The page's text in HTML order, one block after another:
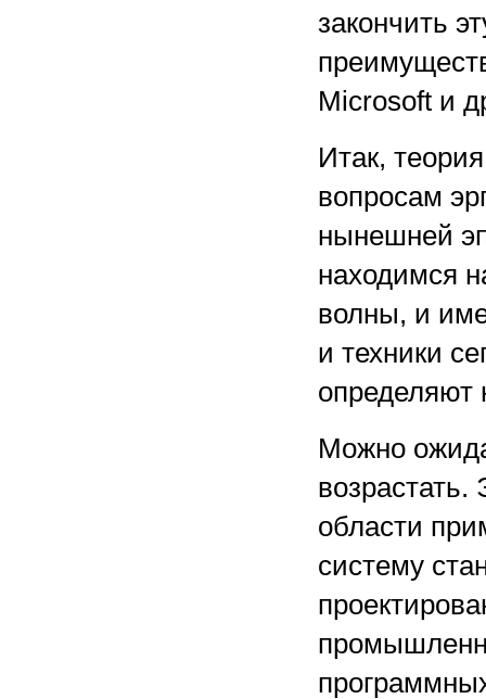
закончить
Microsoft и
Итак,
вопросам
нынешней
находимся
волны, и
и техники
определяют
Можно
области
систему